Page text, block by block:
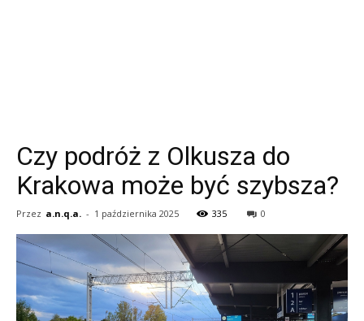
Czy podróż z Olkusza do
Krakowa może być szybsza?
Przez a.n.q.a. - 1 października 2025 335 0